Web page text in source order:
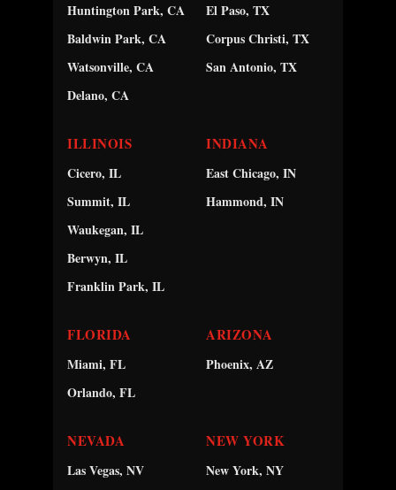
Huntington Park, CA
Baldwin Park, CA
Watsonville, CA
Delano, CA
El Paso, TX
Corpus Christi, TX
San Antonio, TX
ILLINOIS
Cicero, IL
Summit, IL
Waukegan, IL
Berwyn, IL
Franklin Park, IL
INDIANA
East Chicago, IN
Hammond, IN
FLORIDA
Miami, FL
Orlando, FL
ARIZONA
Phoenix, AZ
NEVADA
Las Vegas, NV
NEW YORK
New York, NY